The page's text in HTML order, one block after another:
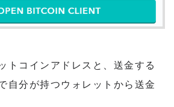
トコインアドレスと、送金する
自分が持つウォレットから送金